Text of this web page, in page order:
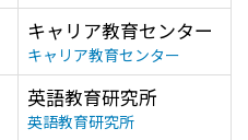
キャリア教育センター
キャリア教育センター
英語教育研究所
英語教育研究所